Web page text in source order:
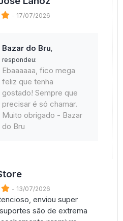
- 17/07/2026
Bazar do Bru,
respondeu:
Ebaaaaaa, fico mega
feliz que tenha
gostado! Sempre que
precisar é só chamar.
Muito obrigado - Bazar
do Bru
- 13/07/2026
enviou super
são de extrema